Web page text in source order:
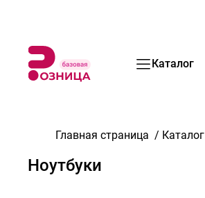
Каталог
Главная страница / Каталог
Ноутбуки